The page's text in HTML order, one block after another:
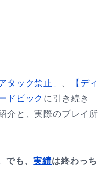
タック禁止」 、
【ディ
ドピック に引き続き
介と、実際のプレイ所
でも、実績は終わっち